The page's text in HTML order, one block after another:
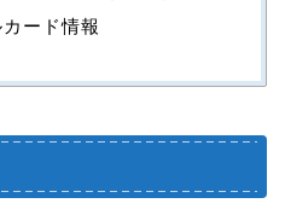
ード情報